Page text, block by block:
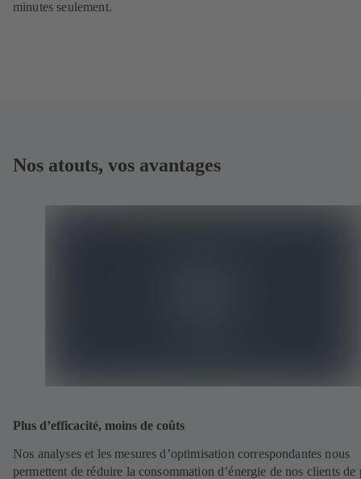
minutes seulement.
Nos atouts, vos avantages
Plus d’efficacité, moins de coûts
Nos analyses et les mesures d’optimisation correspondantes nous
permettent de réduire la consommation d’énergie de nos clients de